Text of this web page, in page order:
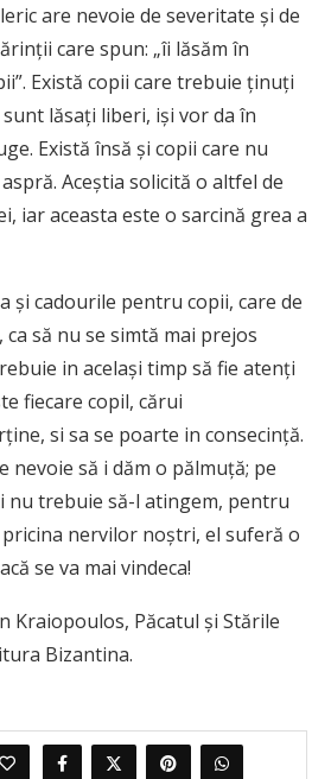
are nevoie de severitate şi de
care spun: „îi lăsăm în
Există copii care trebuie ţinuţi
lăsaţi liberi, işi vor da în
Există însă şi copii care nu
Aceştia solicită o altfel de
iar aceasta este o sarcină grea a
şi cadourile pentru copii, care de
să nu se simtă mai prejos
in acelaşi timp să fie atenţi
fiecare copil, cărui
si sa se poarte in consecinţă.
nevoie să i dăm o pălmuţă; pe
nu trebuie să-l atingem, pentru
pricina nervilor noştri, el suferă o
se va mai vindeca!
Kraiopoulos, Păcatul și Stările
Bizantina.